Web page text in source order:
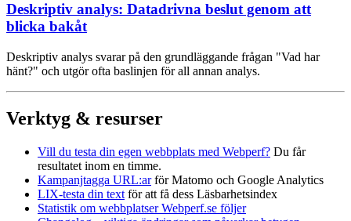
Deskriptiv analys: Datadrivna beslut genom att
blicka bakåt
Deskriptiv analys svarar på den grundläggande frågan "Vad har
hänt?" och utgör ofta baslinjen för all annan analys.
Verktyg & resurser
Vill du testa din egen webbplats med Webperf? Du får
resultatet inom en timme.
Kampanjtagga URL:arför Matomo och Google Analytics
LIX-testa din text för att få dess Läsbarhetsindex
Statistik om webbplatser Webperf.se följer